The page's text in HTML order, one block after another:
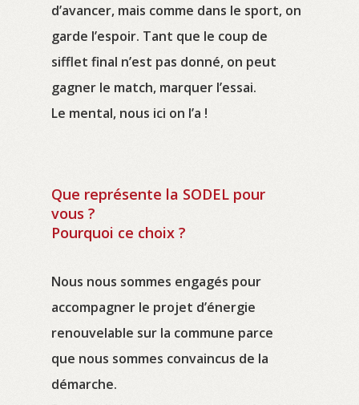
d’avancer, mais comme dans le sport, on
garde l’espoir. Tant que le coup de
sifflet final n’est pas donné, on peut
gagner le match, marquer l’essai.
Le mental, nous ici on l’a !
Que représente la SODEL pour
vous ?
Pourquoi ce choix ?
Nous nous sommes engagés pour
accompagner le projet d’énergie
renouvelable sur la commune parce
que nous sommes convaincus de la
démarche.